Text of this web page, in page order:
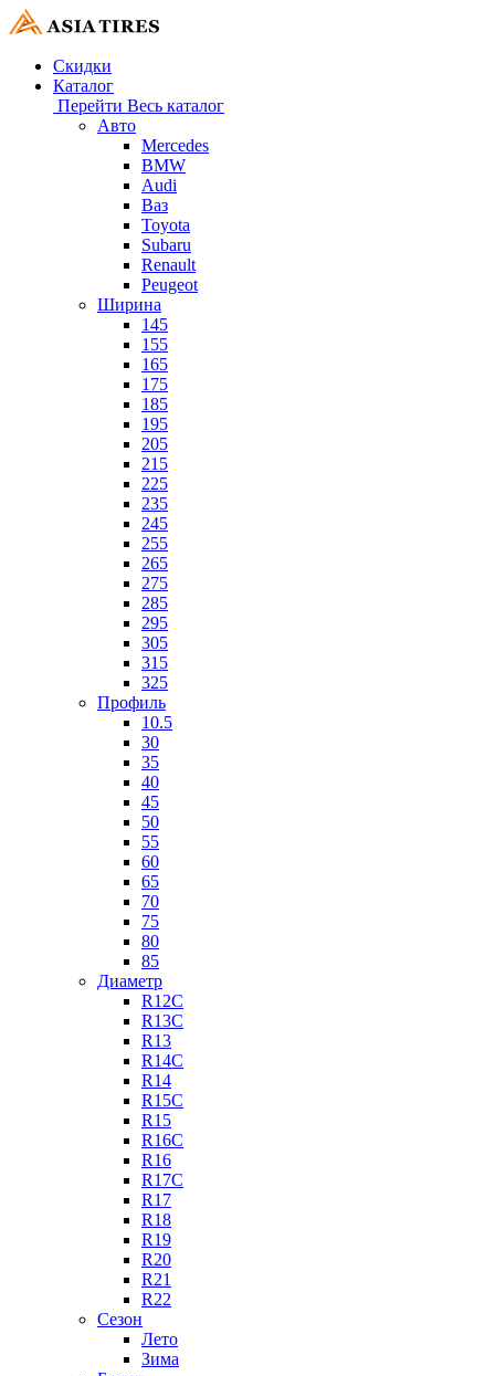
Скидки
Каталог
Перейти Весь каталог
Авто
Mercedes
BMW
Audi
Ваз
Toyota
Subaru
Renault
Peugeot
Ширина
145
155
165
175
185
195
205
215
225
235
245
255
265
275
285
295
305
315
325
Профиль
10.5
30
35
40
45
50
55
60
65
70
75
80
85
Диаметр
R12C
R13C
R13
R14C
R14
R15C
R15
R16C
R16
R17C
R17
R18
R19
R20
R21
R22
Сезон
Лето
Зима